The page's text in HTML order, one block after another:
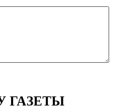
ГАЗЕТЫ